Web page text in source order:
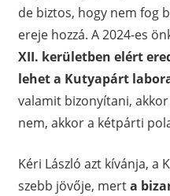
de biztos, hogy nem fog
ereje hozzá. A 2024-es
XII. kerületben elért
lehet a Kutyapárt
valamit bizonyítani,
nem, akkor a kétpárti
Kéri László azt kívánja, a
szebb jövője, merta